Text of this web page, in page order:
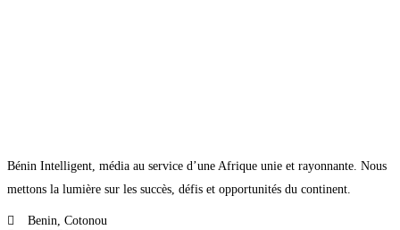
Bénin Intelligent, média au service d’une Afrique unie et rayonnante. Nous
mettons la lumière sur les succès, défis et opportunités du continent.
Benin, Cotonou